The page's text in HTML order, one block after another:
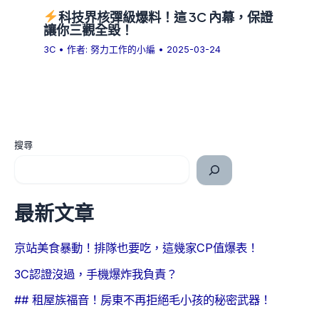
科技界核彈級爆料！這 3C 內幕，保證
讓你三觀全毀！
3C • 作者:努力工作的小編 • 2025-03-24
搜尋
最新文章
京站美食暴動！排隊也要吃，這幾家CP值爆表！
3C認證沒過，手機爆炸我負責？
## 租屋族福音！房東不再拒絕毛小孩的秘密武器！